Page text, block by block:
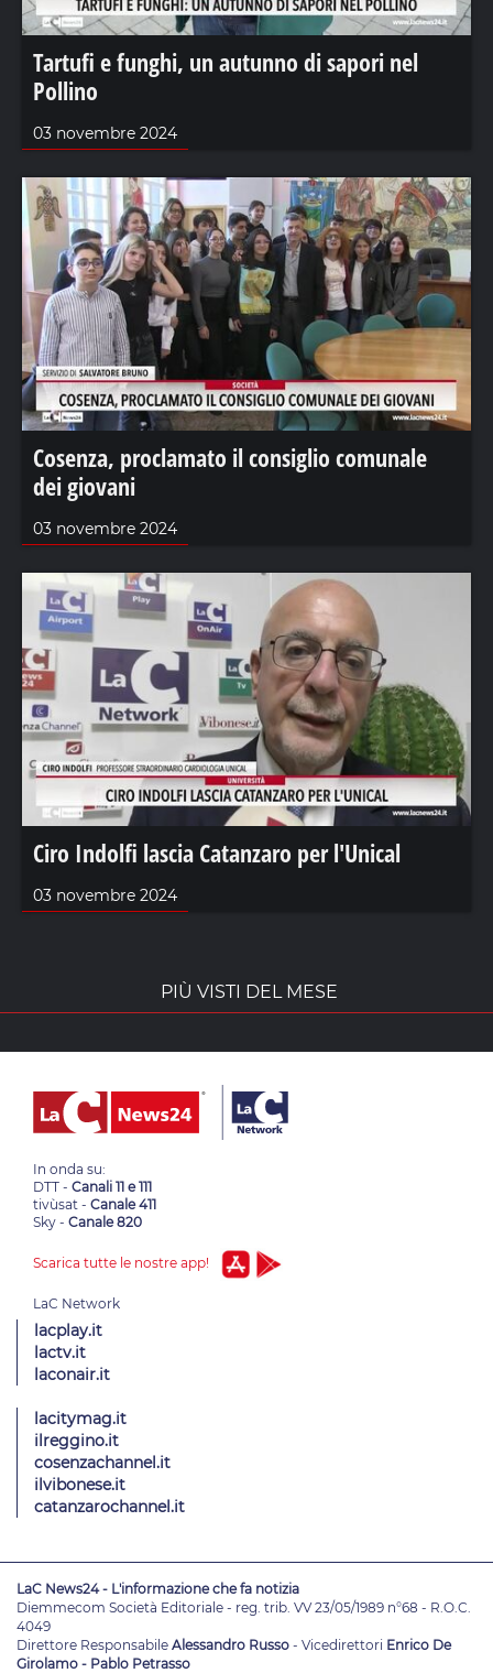
Tartufi e funghi, un autunno di sapori nel
Pollino
03 novembre 2024
Cosenza, proclamato il consiglio comunale
dei giovani
03 novembre 2024
Ciro Indolfi lascia Catanzaro per l'Unical
03 novembre 2024
PIÙ VISTI DEL MESE
In onda su:
DTT - Canali 11 e 111
tivùsat - Canale 411
Sky - Canale 820
Scarica tutte le nostre app!
lacplay.it
lactv.it
laconair.it
lacitymag.it
ilreggino.it
cosenzachannel.it
ilvibonese.it
catanzarochannel.it
LaC News24 - L'informazione che fa notizia
Diemmecom Società Editoriale - reg. trib. VV 23/05/1989 n°68 - R.O.C.
4049
Direttore Responsabile Alessandro Russo - Vicedirettori Enrico De
Girolamo - Pablo Petrasso